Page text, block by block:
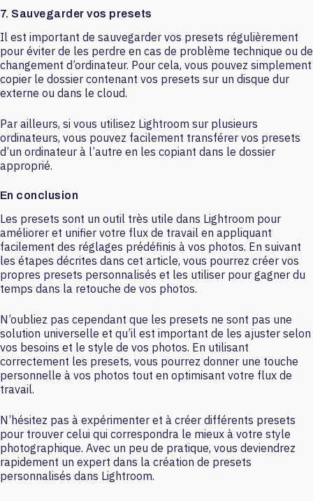
7. Sauvegarder vos presets
Il est important de sauvegarder vos presets régulièrement
pour éviter de les perdre en cas de problème technique ou de
changement d’ordinateur. Pour cela, vous pouvez simplement
copier le dossier contenant vos presets sur un disque dur
externe ou dans le cloud.
Par ailleurs, si vous utilisez Lightroom sur plusieurs
ordinateurs, vous pouvez facilement transférer vos presets
d’un ordinateur à l’autre en les copiant dans le dossier
approprié.
En conclusion
Les presets sont un outil très utile dans Lightroom pour
améliorer et unifier votre flux de travail en appliquant
facilement des réglages prédéfinis à vos photos. En suivant
les étapes décrites dans cet article, vous pourrez créer vos
propres presets personnalisés et les utiliser pour gagner du
temps dans la retouche de vos photos.
N’oubliez pas cependant que les presets ne sont pas une
solution universelle et qu’il est important de les ajuster selon
vos besoins et le style de vos photos. En utilisant
correctement les presets, vous pourrez donner une touche
personnelle à vos photos tout en optimisant votre flux de
travail.
N’hésitez pas à expérimenter et à créer différents presets
pour trouver celui qui correspondra le mieux à votre style
photographique. Avec un peu de pratique, vous deviendrez
rapidement un expert dans la création de presets
personnalisés dans Lightroom.